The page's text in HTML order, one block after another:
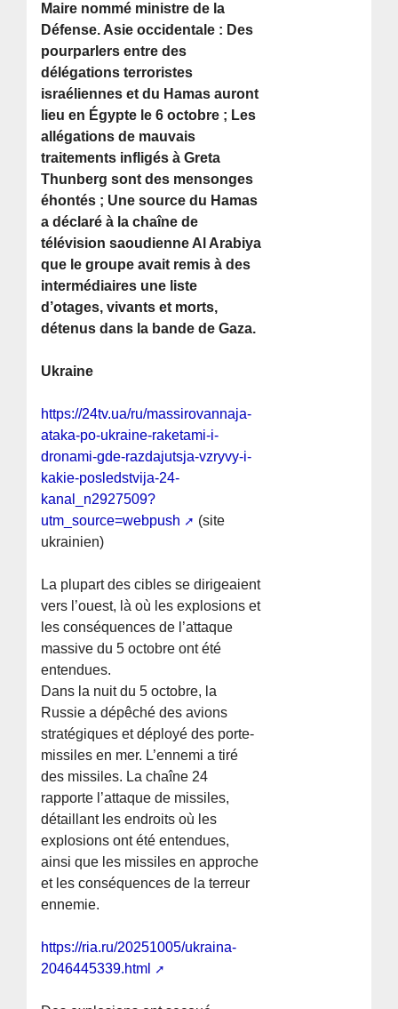
Maire nommé ministre de la
Défense. Asie occidentale : Des
pourparlers entre des
délégations terroristes
israéliennes et du Hamas auront
lieu en Égypte le 6 octobre ; Les
allégations de mauvais
traitements infligés à Greta
Thunberg sont des mensonges
éhontés ; Une source du Hamas
a déclaré à la chaîne de
télévision saoudienne Al Arabiya
que le groupe avait remis à des
intermédiaires une liste
d’otages, vivants et morts,
détenus dans la bande de Gaza.
Ukraine
https://24tv.ua/ru/massirovannaja-
ataka-po-ukraine-raketami-i-
dronami-gde-razdajutsja-vzryvy-i-
kakie-posledstvija-24-
kanal_n2927509?
utm_source=webpush
(site
ukrainien)
La plupart des cibles se dirigeaient
vers l’ouest, là où les explosions et
les conséquences de l’attaque
massive du 5 octobre ont été
entendues.
Dans la nuit du 5 octobre, la
Russie a dépêché des avions
stratégiques et déployé des porte-
missiles en mer. L’ennemi a tiré
des missiles. La chaîne 24
rapporte l’attaque de missiles,
détaillant les endroits où les
explosions ont été entendues,
ainsi que les missiles en approche
et les conséquences de la terreur
ennemie.
https://ria.ru/20251005/ukraina-
2046445339.html